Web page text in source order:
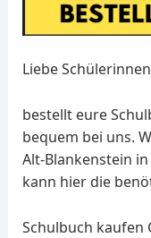
Liebe
bestellt eure
bequem bei uns.
Alt-Blankenstein
kann hier die
Schulbuch kaufen